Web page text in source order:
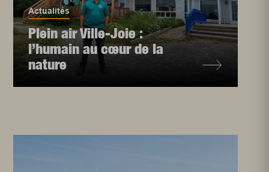
Actualités
Plein air Ville-Joie :
l’humain au cœur de la
nature